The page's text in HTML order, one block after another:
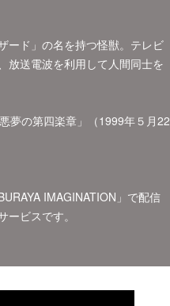
ード」の名を持つ怪獣。テレビ
放送電波を利用して人間同士を
夢の第四楽章」（1999年５月22
IMAGINATION」で配信
ビスです。